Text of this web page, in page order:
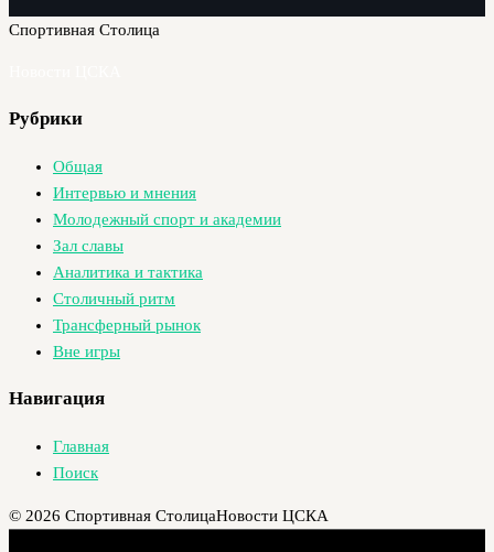
Спортивная Столица
Рубрики
Общая
Интервью и мнения
Молодежный спорт и академии
Зал славы
Аналитика и тактика
Столичный ритм
Трансферный рынок
Вне игры
Навигация
Главная
Поиск
© 2026 Спортивная СтолицаНовости ЦСКА